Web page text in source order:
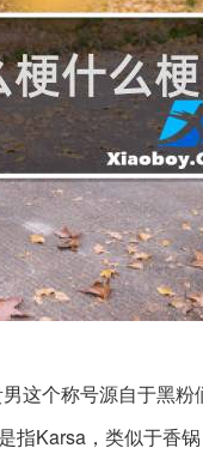
这个称号源自于黑
指Karsa，类似于香